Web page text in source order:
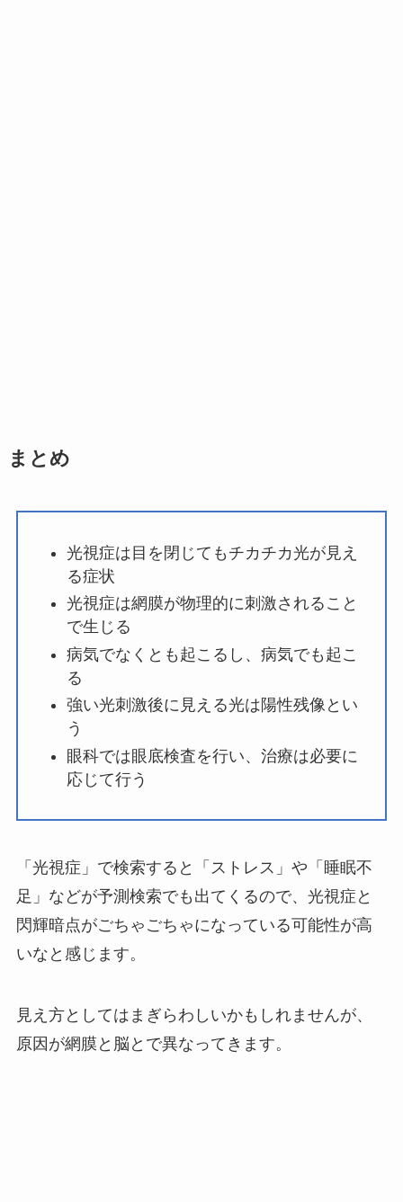
まとめ
光視症は目を閉じてもチカチカ光が見え
る症状
光視症は網膜が物理的に刺激されること
で生じる
病気でなくとも起こるし、病気でも起こ
る
強い光刺激後に見える光は陽性残像とい
う
眼科では眼底検査を行い、治療は必要に
応じて行う
「光視症」で検索すると「ストレス」や「睡眠不
足」などが予測検索でも出てくるので、光視症と
閃輝暗点がごちゃごちゃになっている可能性が高
いなと感じます。
見え方としてはまぎらわしいかもしれませんが、
原因が網膜と脳とで異なってきます。